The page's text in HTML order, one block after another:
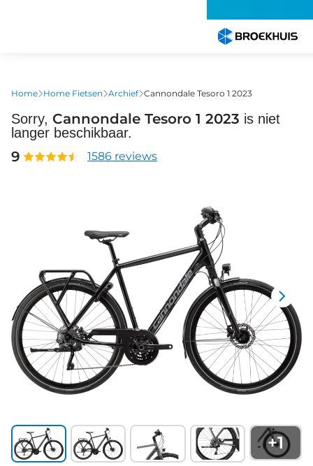
gaan
Home Home Fietsen Archief Cannondale Tesoro 1 2023
Sorry, Cannondale Tesoro 1 2023 is niet
langer beschikbaar.
9 1586 reviews
+1